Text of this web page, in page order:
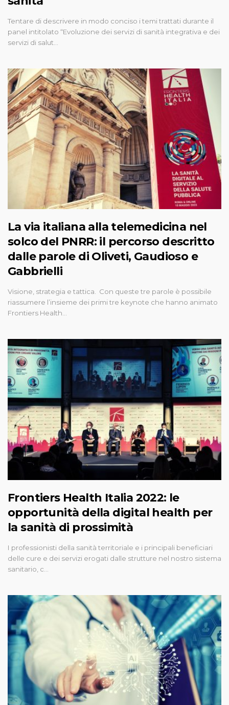
Tentare di descrivere in modo conciso i temi trattati durante il
panel intitolato “Evoluzione dei servizi di sanità integrativa e dei
servizi di salut…
La via italiana alla telemedicina nel
solco del PNRR: il percorso descritto
dalle parole di Oliveti, Gaudioso e
Gabbrielli
Visione, strategia e tattica. Con queste tre parole è possibile
riassumere l’insieme dei primi tre keynote che hanno animato
Frontiers Health…
Frontiers Health Italia 2022: le
opportunità della digital health per
la sanità di prossimità
I professionisti della sanità territoriale e i principali beneficiari
delle cure e dei servizi erogati dalle strutture nel nostro sistema
sanitario, c…